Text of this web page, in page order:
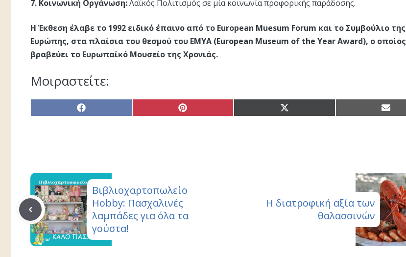
7. Κοινωνική Οργάνωση:Λαϊκός Πολιτισμός σε μία κοινωνία προφορικής παράδοσης.
Η Έκθεση έλαβε το 1992 ειδικό έπαινο από το European Muesum Forum και το Συμβούλιο της
Ευρώπης, στα πλαίσια του θεσμού του ΕΜΥΑ (European Museum of the Year Award), ο οποίος
βραβεύει το Ευρωπαϊκό Μουσείο της Χρονιάς.
Μοιραστείτε:
Share
on
Share
on
Share
on
Share
on
Βιβλιοχαρτοπωλείο
Hobby: Πασχαλινές
λαμπάδες για όλα τα
γούστα!
Η διατροφική αξία των
θαλασσινών